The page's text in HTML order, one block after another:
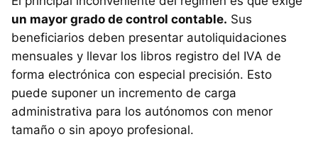
un mayor grado de control contable. Sus
beneficiarios deben presentar autoliquidaciones
mensuales y llevar los libros registro del IVA de
forma electrónica con especial precisión. Esto
puede suponer un incremento de carga
administrativa para los autónomos con menor
tamaño o sin apoyo profesional.